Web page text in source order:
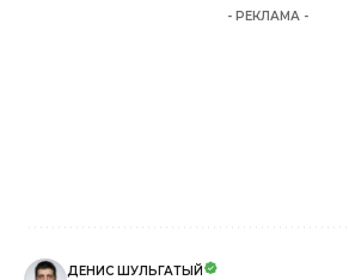
- РЕКЛАМА -
ДЕНИС ШУЛЬГАТЫЙ